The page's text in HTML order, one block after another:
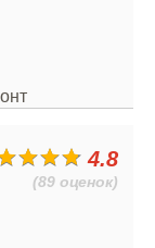
4.8
(89 оценок)